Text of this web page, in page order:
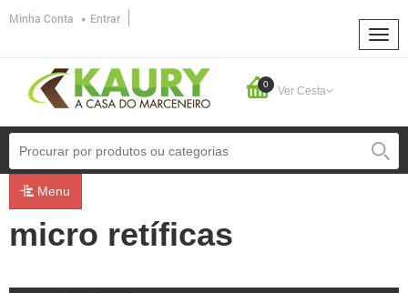
Minha Conta Entrar
0
Ver Cesta
Menu
micro retíficas